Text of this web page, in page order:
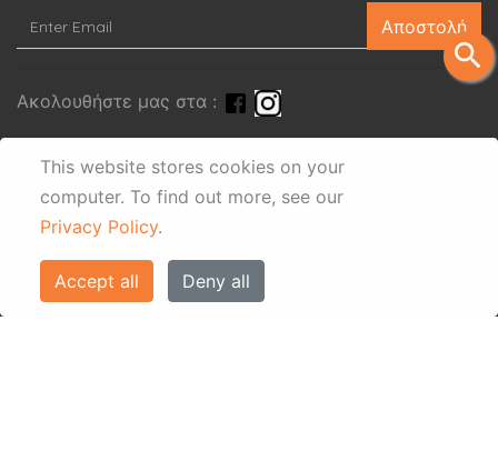
This website stores cookies on your
computer. To find out more, see our
Privacy Policy.
Accept all Deny all
search
Αποστολή
Ακολουθήστε μας στα :